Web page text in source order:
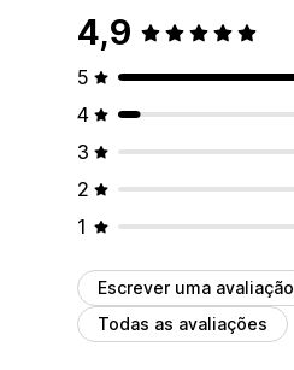
4,9
5
4
3
2
1
Escrever uma avaliação
Todas as avaliações